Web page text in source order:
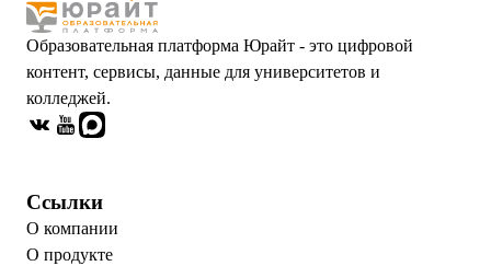
Образовательная платформа Юрайт - это цифровой
контент, сервисы, данные для университетов и
колледжей.
Ссылки
О компании
О продукте